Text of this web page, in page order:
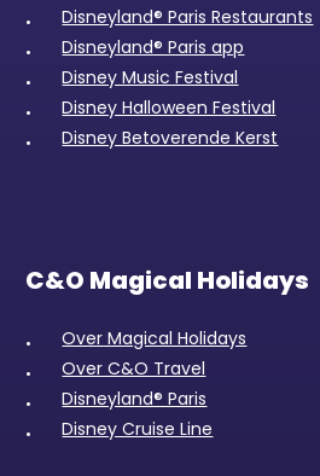
Disneyland® Paris Restaurants
Disneyland® Paris app
Disney Music Festival
Disney Halloween Festival
Disney Betoverende Kerst
C&O Magical Holidays
Over Magical Holidays
Over C&O Travel
Disneyland® Paris
Disney Cruise Line